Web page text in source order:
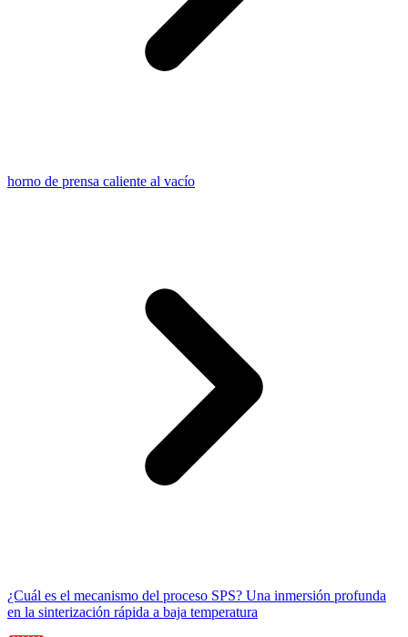
horno de prensa caliente al vacío
¿Cuál es el mecanismo del proceso SPS? Una inmersión profunda
en la sinterización rápida a baja temperatura